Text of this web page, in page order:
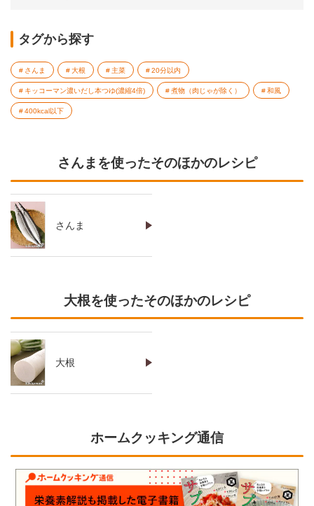
タグから探す
さんま 大根 主菜 20分以内
キッコーマン濃いだし本つゆ(濃縮4倍) 煮物（肉じゃが除く） 和風
400kcal以下
さんまを使ったそのほかのレシピ
さんま
大根を使ったそのほかのレシピ
大根
ホームクッキング通信